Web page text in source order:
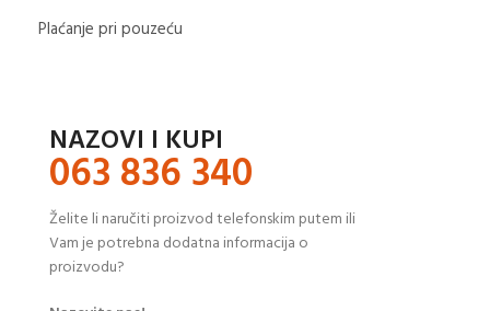
Plaćanje pri pouzeću
NAZOVI I KUPI
063 836 340
Želite li naručiti proizvod telefonskim putem ili
Vam je potrebna dodatna informacija o
proizvodu?